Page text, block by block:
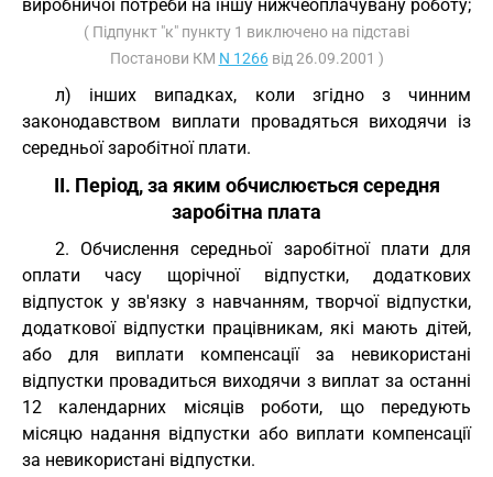
виробничої потреби на іншу нижчеоплачувану роботу;
( Підпункт "к" пункту 1 виключено на підставі
Постанови КМ N 1266від 26.09.2001 )
л) інших випадках, коли згідно з чинним
законодавством виплати провадяться виходячи із
середньої заробітної плати.
II. Період, за яким обчислюється середня
заробітна плата
2. Обчислення середньої заробітної плати для
оплати часу щорічної відпустки, додаткових
відпусток у зв'язку з навчанням, творчої відпустки,
додаткової відпустки працівникам, які мають дітей,
або для виплати компенсації за невикористані
відпустки провадиться виходячи з виплат за останні
12 календарних місяців роботи, що передують
місяцю надання відпустки або виплати компенсації
за невикористані відпустки.